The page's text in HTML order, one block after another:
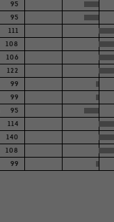
95
95
111
108
106
122
99
99
95
114
140
108
99